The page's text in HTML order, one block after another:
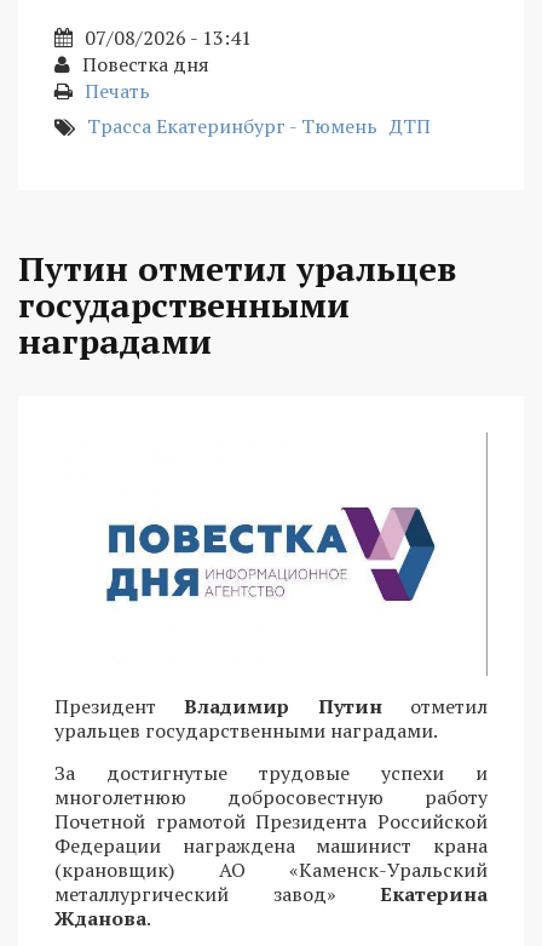
07/08/2026 - 13:41
Повестка дня
Печать
Трасса Екатеринбург - Тюмень ДТП
Путин отметил уральцев
государственными
наградами
ПрезидентВладимир Путин отметил
уральцев государственными наградами.
За достигнутые трудовые успехи и
многолетнюю добросовестную работу
Почетной грамотой Президента Российской
Федерации награждена машинист крана
(крановщик) АО «Каменск-Уральский
металлургический завод» Екатерина
Жданова.